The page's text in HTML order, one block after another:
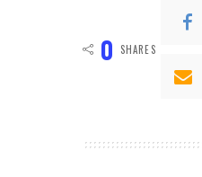
0 SHARES